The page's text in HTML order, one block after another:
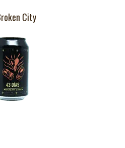
City